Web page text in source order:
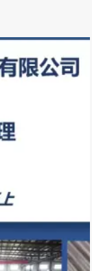
带尽可能减少接